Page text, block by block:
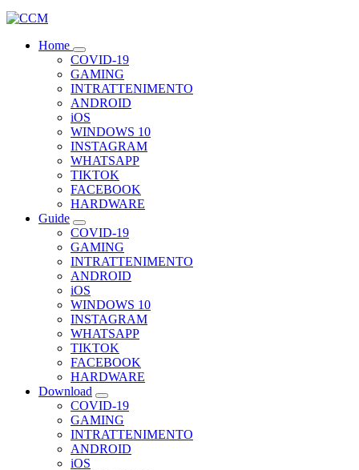
Home
COVID-19
GAMING
INTRATTENIMENTO
ANDROID
iOS
WINDOWS 10
INSTAGRAM
WHATSAPP
TIKTOK
FACEBOOK
HARDWARE
Guide
COVID-19
GAMING
INTRATTENIMENTO
ANDROID
iOS
WINDOWS 10
INSTAGRAM
WHATSAPP
TIKTOK
FACEBOOK
HARDWARE
Download
COVID-19
GAMING
INTRATTENIMENTO
ANDROID
iOS